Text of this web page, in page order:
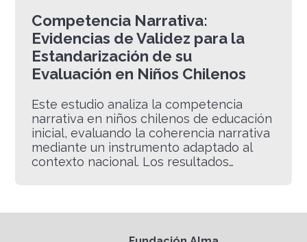
Competencia Narrativa:
Evidencias de Validez para la
Estandarización de su
Evaluación en Niños Chilenos
Este estudio analiza la competencia
narrativa en niños chilenos de educación
inicial, evaluando la coherencia narrativa
mediante un instrumento adaptado al
contexto nacional. Los resultados…